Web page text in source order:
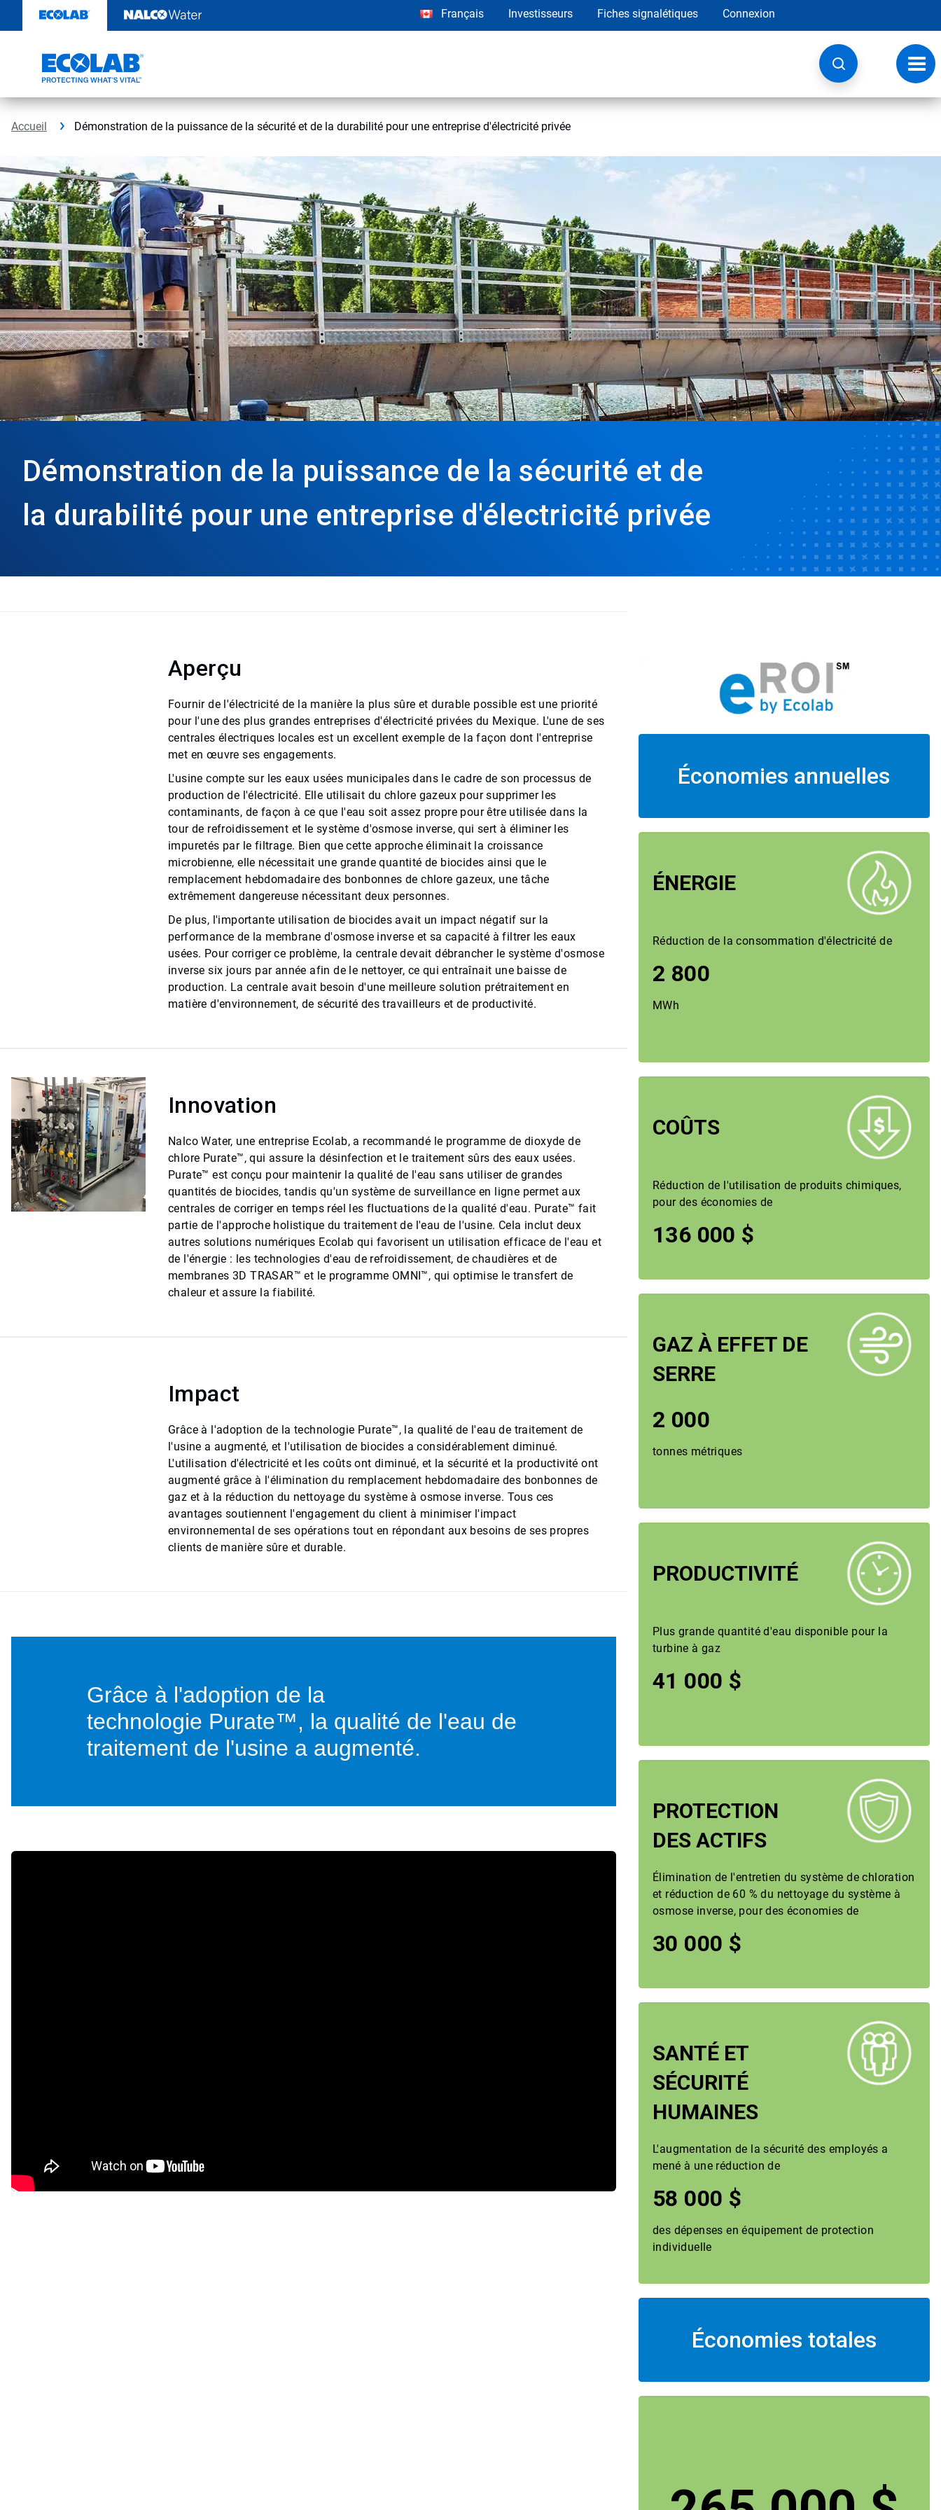
contenu​​​​​​​
Français Investisseurs Fiches signalétiques Connexion
à
Accueil Démonstration de la puissance de la sécurité et de la durabilité pour une entreprise d'électricité privée
Démonstration de la puissance de la sécurité et de
la durabilité pour une entreprise d'électricité privée
Aperçu
Fournir de l'électricité de la manière la plus sûre et durable possible est une priorité
pour l'une des plus grandes entreprises d'électricité privées du Mexique. L'une de ses
centrales électriques locales est un excellent exemple de la façon dont l'entreprise
met en œuvre ses engagements.
L'usine compte sur les eaux usées municipales dans le cadre de son processus de
production de l'électricité. Elle utilisait du chlore gazeux pour supprimer les
contaminants, de façon à ce que l'eau soit assez propre pour être utilisée dans la
tour de refroidissement et le système d'osmose inverse, qui sert à éliminer les
impuretés par le filtrage. Bien que cette approche éliminait la croissance
microbienne, elle nécessitait une grande quantité de biocides ainsi que le
remplacement hebdomadaire des bonbonnes de chlore gazeux, une tâche
extrêmement dangereuse nécessitant deux personnes.
De plus, l'importante utilisation de biocides avait un impact négatif sur la
performance de la membrane d'osmose inverse et sa capacité à filtrer les eaux
usées. Pour corriger ce problème, la centrale devait débrancher le système d'osmose
inverse six jours par année afin de le nettoyer, ce qui entraînait une baisse de
production. La centrale avait besoin d'une meilleure solution prétraitement en
matière d'environnement, de sécurité des travailleurs et de productivité.
Innovation
Nalco Water, une entreprise Ecolab, a recommandé le programme de dioxyde de
chlore Purate™, qui assure la désinfection et le traitement sûrs des eaux usées.
Purate™ est conçu pour maintenir la qualité de l'eau sans utiliser de grandes
quantités de biocides, tandis qu'un système de surveillance en ligne permet aux
centrales de corriger en temps réel les fluctuations de la qualité d'eau. Purate™ fait
partie de l'approche holistique du traitement de l'eau de l'usine. Cela inclut deux
autres solutions numériques Ecolab qui favorisent un utilisation efficace de l'eau et
de l'énergie : les technologies d'eau de refroidissement, de chaudières et de
membranes 3D TRASAR™ et le programme OMNI™, qui optimise le transfert de
chaleur et assure la fiabilité.
Impact
Grâce à l'adoption de la technologie Purate™, la qualité de l'eau de traitement de
l'usine a augmenté, et l'utilisation de biocides a considérablement diminué.
L'utilisation d'électricité et les coûts ont diminué, et la sécurité et la productivité ont
augmenté grâce à l'élimination du remplacement hebdomadaire des bonbonnes de
gaz et à la réduction du nettoyage du système à osmose inverse. Tous ces
avantages soutiennent l'engagement du client à minimiser l'impact
environnemental de ses opérations tout en répondant aux besoins de ses propres
clients de manière sûre et durable.
Grâce à l'adoption de la
technologie Purate™, la qualité de l'eau de
traitement de l'usine a augmenté.
Économies annuelles
ÉNERGIE
Réduction de la consommation d'électricité de
2 800
MWh
COÛTS
Réduction de l'utilisation de produits chimiques,
pour des économies de
136 000 $
GAZ À EFFET DE
SERRE
2 000
tonnes métriques
PRODUCTIVITÉ
Plus grande quantité d'eau disponible pour la
turbine à gaz
41 000 $
PROTECTION
DES ACTIFS
Élimination de l'entretien du système de chloration
et réduction de 60 % du nettoyage du système à
osmose inverse, pour des économies de
30 000 $
SANTÉ ET
SÉCURITÉ
HUMAINES
L'augmentation de la sécurité des employés a
mené à une réduction de
58 000 $
des dépenses en équipement de protection
individuelle
Économies totales